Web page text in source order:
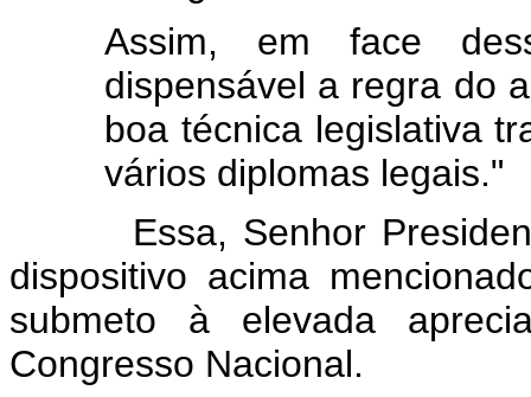
Assim, em face
dispensável a regra do
boa técnica legislativa
vários diplomas legais."
Essa, Senhor
dispositivo acima
submeto à elevada
Congresso Nacional.